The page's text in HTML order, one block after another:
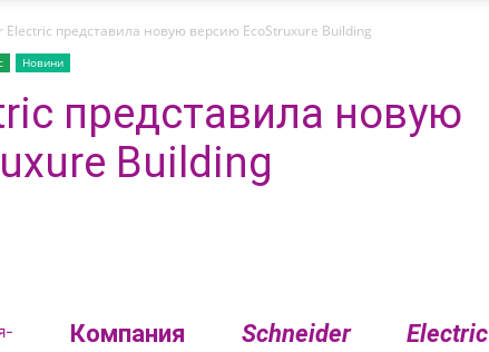
Electric представила новую версию EcoStruxure Building
Новини
представила новую
Building
Компания Schneider Electric